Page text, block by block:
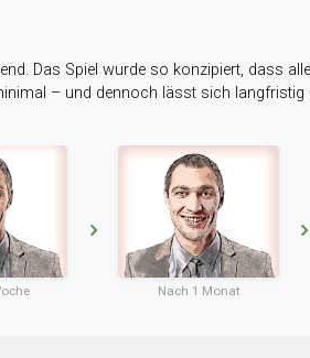
Das Spiel wurde so konzipiert, dass
– und dennoch lässt sich
Nach 1 Monat